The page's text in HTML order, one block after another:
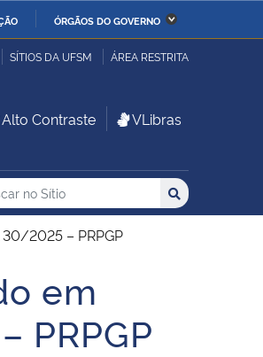
ÓRGÃOS DO GOVERNO
Ministério da Infraestrutura
Ministério da Ciência,
Tecnologia, Inovações e
SÍTIOS DA UFSM ÁREA RESTRITA
Alto Contraste VLibras
no no Sítio
Buscar
2025 – PRPGP
em
PRPGP